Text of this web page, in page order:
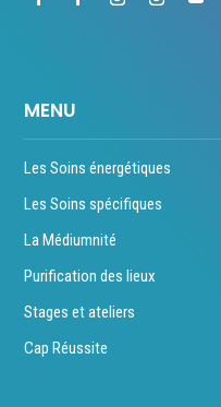
MENU
Les Soins énergétiques
Les Soins spécifiques
La Médiumnité
Purification des lieux
Stages et ateliers
Cap Réussite